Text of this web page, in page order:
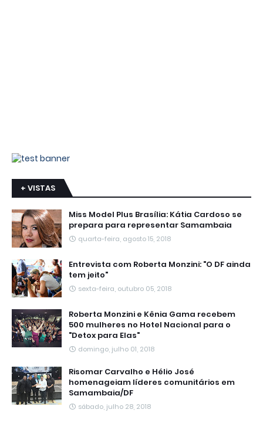
+ VISTAS
Miss Model Plus Brasília: Kátia Cardoso se
prepara para representar Samambaia
quarta-feira, agosto 15, 2018
Entrevista com Roberta Monzini: "O DF ainda
tem jeito"
sexta-feira, outubro 05, 2018
Roberta Monzini e Kênia Gama recebem
500 mulheres no Hotel Nacional para o
"Detox para Elas"
domingo, julho 01, 2018
Risomar Carvalho e Hélio José
homenageiam líderes comunitários em
Samambaia/DF
sábado, julho 28, 2018